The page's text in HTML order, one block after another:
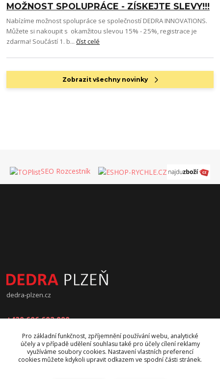
MOŽNOST SPOLUPRÁCE - ZÍSKEJTE SLEVY!!!
Nabízíme možnost spolupráce se společností DEDRA INNOVATIONS.
Můžete si nakoupit s okamžitou slevou 15% - 25%, registrace je
zdarma! Součástí 1. b...číst celé
Zobrazit všechny novinky
SEO Rozcestník
dedra-plzen.cz
+420 606 602 090
jana.beranova@atlas.cz
Pro základní funkčnost, zpříjemnění používání webu, analytické
účely a v případě udělení souhlasu také pro účely cílení reklamy
využíváme soubory cookies. Nastavení vlastních preferencí
cookies můžete kdykoli upravit odkazem ve spodní části stránek.